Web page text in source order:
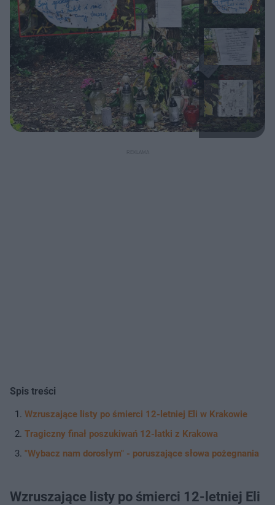
Spis treści
Wzruszające listy po śmierci 12-letniej Eli w Krakowie
Tragiczny finał poszukiwań 12-latki z Krakowa
"Wybacz nam dorosłym" - poruszające słowa pożegnania
Wzruszające listy po śmierci 12-letniej Eli